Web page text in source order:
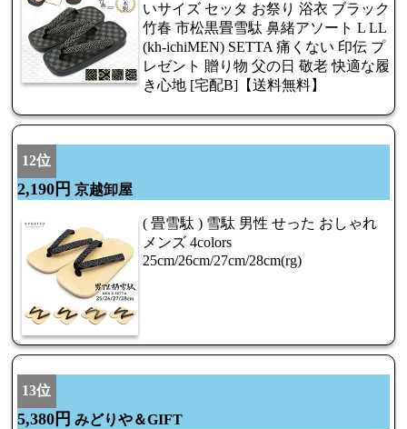
いサイズ セッタ お祭り 浴衣 ブラック
竹春 市松黒畳雪駄 鼻緒アソート L LL
(kh-ichiMEN) SETTA 痛くない 印伝 プ
レゼント 贈り物 父の日 敬老 快適な履
き心地 [宅配B]【送料無料】
12位
2,190円 京越卸屋
( 畳雪駄 ) 雪駄 男性 せった おしゃれ
メンズ 4colors
25cm/26cm/27cm/28cm(rg)
13位
5,380円 みどりや＆GIFT